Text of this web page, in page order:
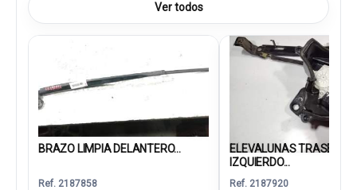
Ver todos
BRAZO LIMPIA DELANTERO...
Ref. 2187858
ELEVALUNAS TRASERO
IZQUIERDO...
Ref. 2187920